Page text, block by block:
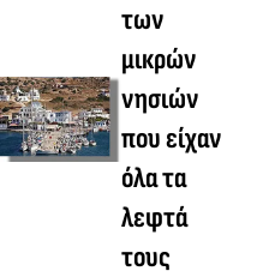
των
μικρών
νησιών
που είχαν
όλα τα
λεφτά
τους